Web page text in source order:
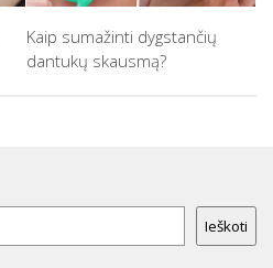
Kaip sumažinti dygstančių
dantukų skausmą?
Ieškoti